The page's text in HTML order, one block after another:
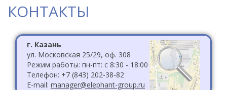
КОНТАКТЫ
г. Казань
ул. Московская 25/29, оф. 308
Режим работы: пн-пт: с 8:30 - 18:00
Телефон: +7 (843) 202-38-82
E-mail: manager@elephant-group.ru